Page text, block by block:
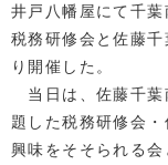
井戸八幡屋にて千
税務研修会と佐藤
り開催した。
当日は、佐藤千葉
題した税務研修会
興味をそそられる